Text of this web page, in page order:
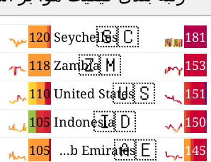
🇸🇨 181
Seychelles
🇿🇲 153
Zambia
🇺🇸 151
United States
🇮🇩 150
Indonesia
🇦🇪 145
United Arab Emirates
120
118
110
105
105